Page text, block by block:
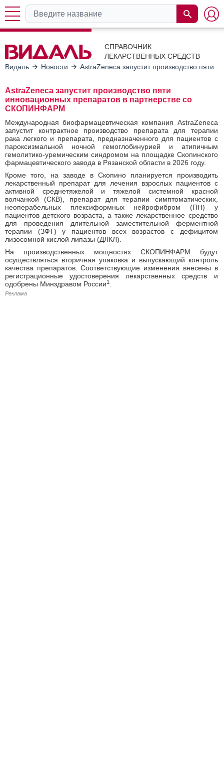
СПРАВОЧНИК
ЛЕКАРСТВЕННЫХ СРЕДСТВ
Видаль
Новости AstraZeneca запустит производство
AstraZeneca запустит производство пяти
инновационных препаратов в партнерстве со
СКОПИНФАРМ
Международная биофармацевтическая компания AstraZeneca
запустит контрактное производство препарата для терапии
рака легкого и препарата, предназначенного для пациентов с
пароксизмальной ночной гемоглобинурией и атипичным
гемолитико-уремическим синдромом на площадке Скопинского
фармацевтического завода в Рязанской области в 2026 году.
Кроме того, на заводе в Скопино планируется производить
лекарственный препарат для лечения взрослых пациентов с
активной среднетяжелой и тяжелой системной красной
волчанкой (СКВ), препарат для терапии симптоматических,
неоперабельных плексиформных нейрофибром (ПН) у
пациентов детского возраста, а также лекарственное средство
для проведения длительной заместительной ферментной
терапии (ЗФТ) у пациентов всех возрастов с дефицитом
лизосомной кислой липазы (ДЛКЛ).
На производственных мощностях СКОПИНФАРМ будут
осуществляться вторичная упаковка и выпускающий контроль
качества препаратов. Соответствующие изменения внесены в
регистрационные удостоверения лекарственных средств и
одобрены Минздравом России1
Реклама